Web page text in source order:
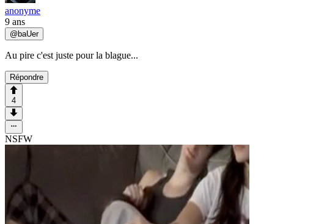
anonyme
9 ans
@ baUer
Au pire c'est juste pour la blague...
Répondre
4
NSFW